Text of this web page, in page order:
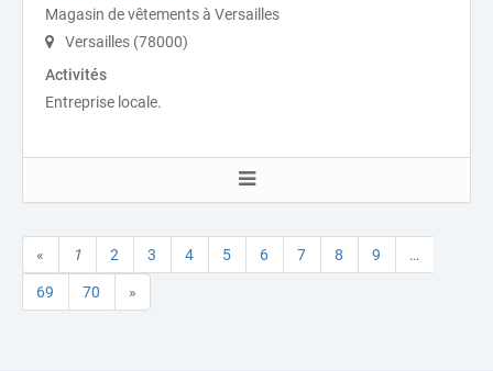
Magasin de vêtements à Versailles
Versailles (78000)
Activités
Entreprise locale.
« 1 2 3 4 5 6 7 8 9 …
69 70 »